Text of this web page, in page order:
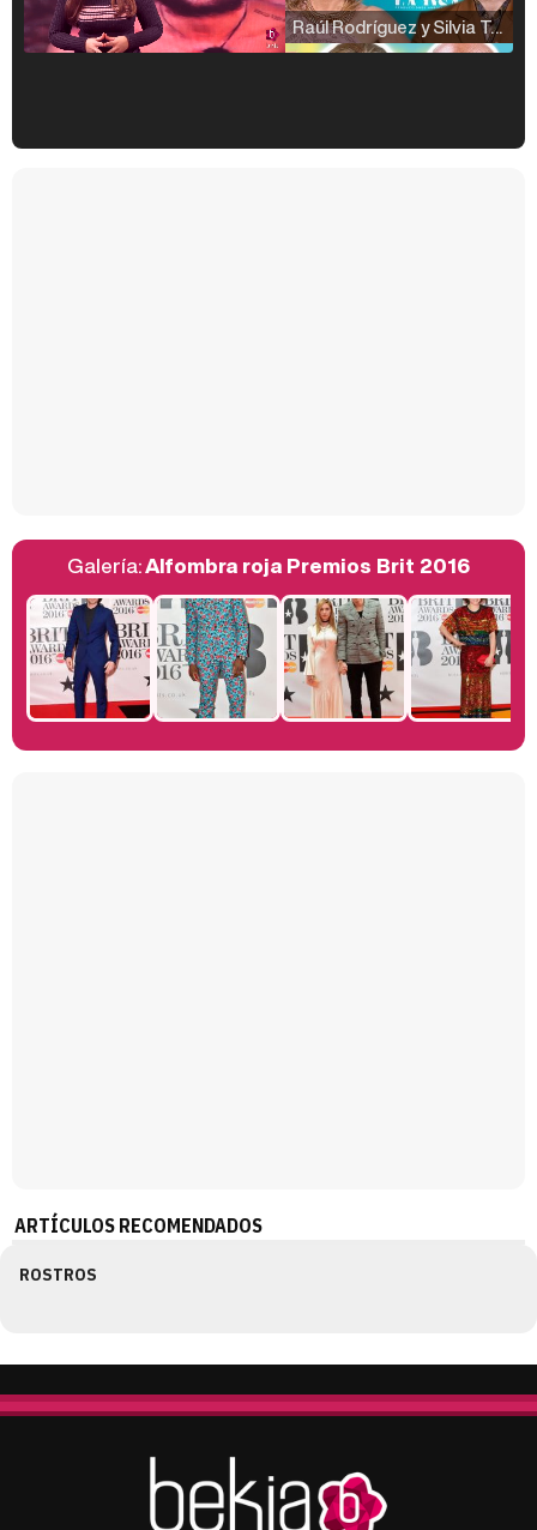
Raúl Rodríguez y Silvia Taulés nos cuentan su papel en 'La familia de la tele'
Manu Baqueiro: "Tuve como referente a Bruce Willis en 'Luz de Luna' para mi trabajo en la serie 'Perdiendo el juicio'"
Galería:Alfombra roja Premios Brit 2016
ARTÍCULOS RECOMENDADOS
ROSTROS